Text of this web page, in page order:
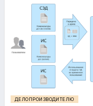
ДЕЛОПРОИЗВОДИТЕЛЮ